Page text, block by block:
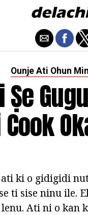
Ounje Ati Ohun
Cook
ki o gidigidi
ti sise ninu ile.
Ati ni o kan